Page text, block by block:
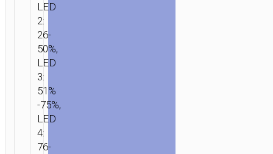
ВЫХОДОМ
LED
2:
26-
50%,
LED
3:
51%
-75%,
LED
4:
76-